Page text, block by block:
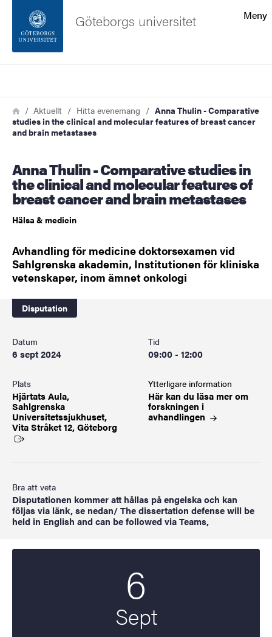
Sidfoten
Om webbplatsen
Meny
Göteborgs universitet
Länkstig
HemAktuellt Hitta evenemang
Anna Thulin - Comparative
studies in the clinical and molecular features of breast cancer
and brain metastases
Anna Thulin - Comparative studies in
the clinical and molecular features of
breast cancer and brain metastases
Hälsa & medicin
Avhandling för medicine doktorsexamen vid
Sahlgrenska akademin, Institutionen för kliniska
vetenskaper, inom ämnet onkologi
Disputation
Datum
6 sept 2024
Tid
09:00 - 12:00
Plats
Hjärtats Aula,
Sahlgrenska
Universitetssjukhuset,
Vita Stråket 12,Göteborg
Ytterligare information
Här kan du läsa mer om
forskningen i
avhandlingen
Bra att veta
Disputationen kommer att hållas på engelska och kan
följas via länk, se nedan/ The dissertation defense will be
held in English and can be followed via Teams,
6
Sept